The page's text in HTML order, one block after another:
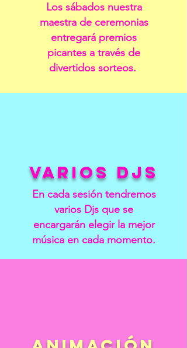
Los sábados nuestra
maestra de ceremonias
entregará premios
picantes a través de
divertidos sorteos.
VARIOS DJS
En cada sesión tendremos
varios Djs que se
encargarán elegir la mejor
música en cada momento.